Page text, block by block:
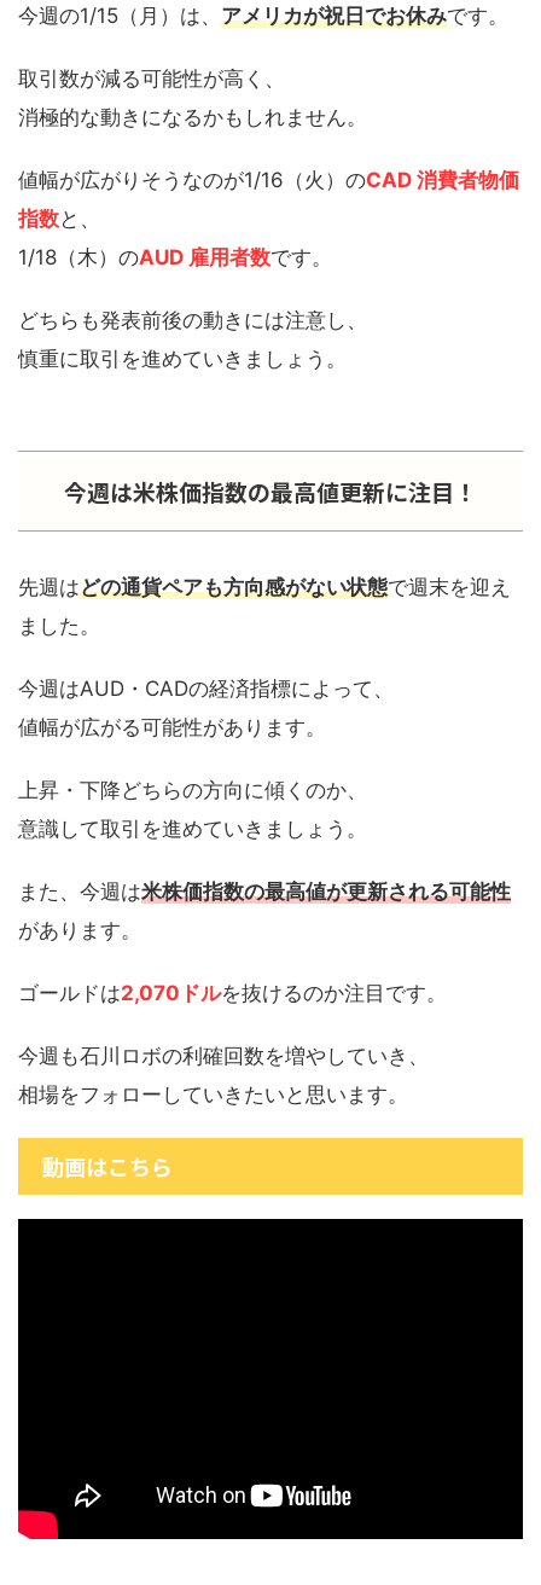
今週の1/15（月）は、 アメリカが祝日でお休みです。
取引数が減る可能性が高く、
消極的な動きになるかもしれません。
値幅が広がりそうなのが1/16（火）のCAD 消費者物価
指数と、
1/18（木）のAUD 雇用者数です。
どちらも発表前後の動きには注意し、
慎重に取引を進めていきましょう。
今週は米株価指数の最高値更新に注目！
先週はどの通貨ペアも方向感がない状態で週末を迎え
ました。
今週はAUD・CADの経済指標によって、
値幅が広がる可能性があります。
上昇・下降どちらの方向に傾くのか、
意識して取引を進めていきましょう。
また、今週は米株価指数の最高値が更新される可能性
があります。
ゴールドは2,070ドルを抜けるのか注目です。
今週も石川ロボの利確回数を増やしていき、
相場をフォローしていきたいと思います。
動画はこちら